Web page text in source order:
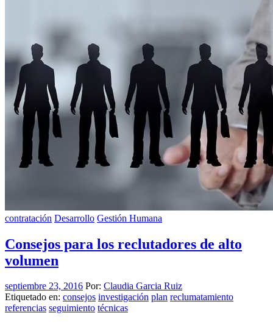
contratación Desarrollo Gestión Humana
Consejos para los reclutadores de alto
volumen
septiembre 23, 2016 Por: Claudia Garcia Ruiz
Etiquetado en: consejos investigación plan reclumatamiento
referencias seguimiento técnicas